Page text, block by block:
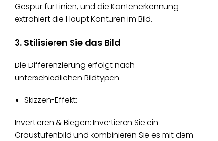
Gespür für Linien, und die Kantenerkennung
extrahiert die Haupt Konturen im Bild.
3. Stilisieren Sie das Bild
Die Differenzierung erfolgt nach
unterschiedlichen Bildtypen
Skizzen-Effekt:
Invertieren & Biegen: Invertieren Sie ein
Graustufenbild und kombinieren Sie es mit dem